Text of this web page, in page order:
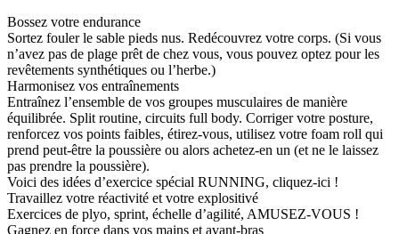
Bossez votre endurance
Sortez fouler le sable pieds nus. Redécouvrez votre corps. (Si vous
n’avez pas de plage prêt de chez vous, vous pouvez optez pour les
revêtements synthétiques ou l’herbe.)
Harmonisez vos entraînements
Entraînez l’ensemble de vos groupes musculaires de manière
équilibrée. Split routine, circuits full body. Corriger votre posture,
renforcez vos points faibles, étirez-vous, utilisez votre foam roll qui
prend peut-être la poussière ou alors achetez-en un (et ne le laissez
pas prendre la poussière).
Voici des idées d’exercice spécial RUNNING, cliquez-ici !
Travaillez votre réactivité et votre explositivé
Exercices de plyo, sprint, échelle d’agilité, AMUSEZ-VOUS !
Gagnez en force dans vos mains et avant-bras